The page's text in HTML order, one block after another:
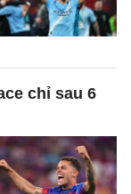
chỉ sau 6